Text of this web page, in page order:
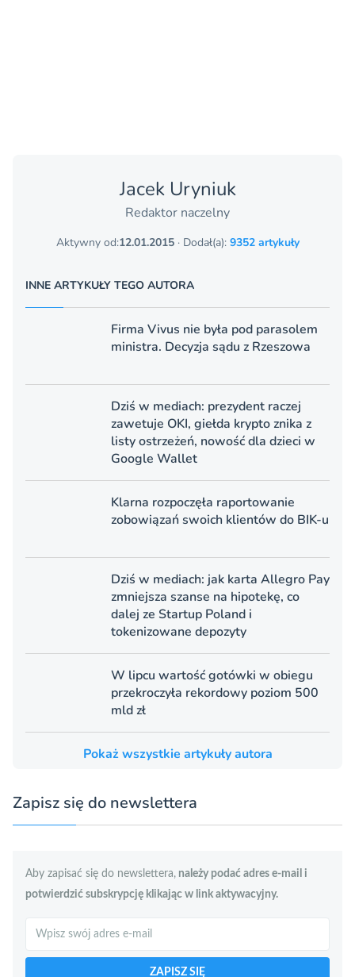
Jacek Uryniuk
Redaktor naczelny
Aktywny od:12.01.2015· Dodał(a): 9352 artykuły
INNE ARTYKUŁY TEGO AUTORA
Firma Vivus nie była pod parasolem
ministra. Decyzja sądu z Rzeszowa
Dziś w mediach: prezydent raczej
zawetuje OKI, giełda krypto znika z
listy ostrzeżeń, nowość dla dzieci w
Google Wallet
Klarna rozpoczęła raportowanie
zobowiązań swoich klientów do BIK-u
Dziś w mediach: jak karta Allegro Pay
zmniejsza szanse na hipotekę, co
dalej ze Startup Poland i
tokenizowane depozyty
W lipcu wartość gotówki w obiegu
przekroczyła rekordowy poziom 500
mld zł
Pokaż wszystkie artykuły autora
Zapisz się do newslettera
Aby zapisać się do newslettera, należy podać adres e-mail i
potwierdzić subskrypcję klikając w link aktywacyjny.
Szukaj
ZAPISZ SIĘ